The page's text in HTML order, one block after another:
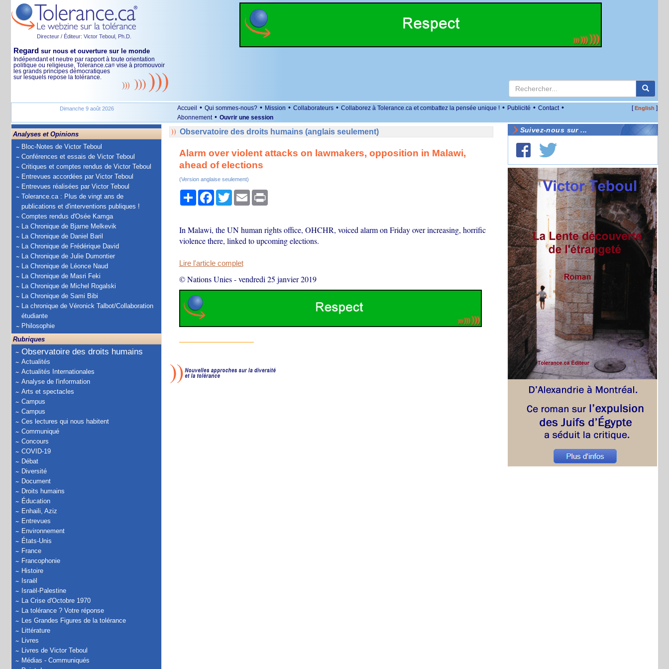
Directeur / Éditeur: Victor Teboul, Ph.D.
Regard sur nous et ouverture sur le monde
Indépendant et neutre par rapport à toute orientation
politique ou religieuse, Tolerance.ca® vise à promouvoir
les grands principes démocratiques
sur lesquels repose la tolérance.
Dimanche 9 août 2026 Accueil • Qui sommes-nous? • Mission • Collaborateurs • Collaborez à Tolerance.ca et combattez la pensée unique ! • Publicité • Contact •
Abonnement • Ouvrir une session
[English ]
Analyses et Opinions
Bloc-Notes de Victor Teboul
Conférences et essais de Victor Teboul
Critiques et comptes rendus de Victor Teboul
Entrevues accordées par Victor Teboul
Entrevues réalisées par Victor Teboul
Tolerance.ca : Plus de vingt ans de
publications et d'interventions publiques !
Comptes rendus d'Osée Kamga
La Chronique de Bjarne Melkevik
La Chronique de Daniel Baril
La Chronique de Frédérique David
La Chronique de Julie Dumontier
La Chronique de Léonce Naud
La Chronique de Masri Feki
La Chronique de Michel Rogalski
La Chronique de Sami Bibi
La chronique de Véronick Talbot/Collaboration
étudiante
Philosophie
Rubriques
Observatoire des droits humains
Actualités
Actualités Internationales
Analyse de l'information
Arts et spectacles
Campus
Campus
Ces lectures qui nous habitent
Communiqué
Concours
COVID-19
Débat
Diversité
Document
Droits humains
Éducation
Enhaili, Aziz
Entrevues
Environnement
États-Unis
France
Francophonie
Histoire
Israël
Israël-Palestine
La Crise d'Octobre 1970
La tolérance ? Votre réponse
Les Grandes Figures de la tolérance
Littérature
Livres
Livres de Victor Teboul
Médias - Communiqués
Observatoire des droits humains (anglais seulement)
Alarm over violent attacks on lawmakers, opposition in Malawi,
ahead of elections
(Version anglaise seulement)
PartagerFacebook
TwitterEmail Print
In Malawi, the UN human rights office, OHCHR, voiced alarm on Friday over increasing, horrific
violence there, linked to upcoming elections.
Lire l'article complet
© Nations Unies-vendredi 25 janvier 2019
Suivez-nous sur ...